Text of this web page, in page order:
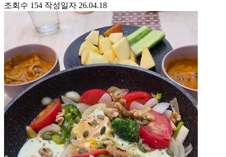
조회수 154 작성일자 26.04.18